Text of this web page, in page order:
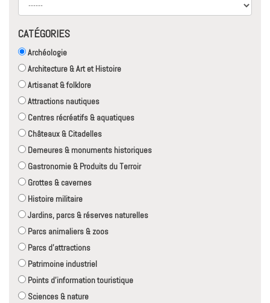
CATÉGORIES
Archéologie
Architecture & Art et Histoire
Artisanat & folklore
Attractions nautiques
Centres récréatifs & aquatiques
Châteaux & Citadelles
Demeures & monuments historiques
Gastronomie & Produits du Terroir
Grottes & cavernes
Histoire militaire
Jardins, parcs & réserves naturelles
Parcs animaliers & zoos
Parcs d'attractions
Patrimoine industriel
Points d'information touristique
Sciences & nature